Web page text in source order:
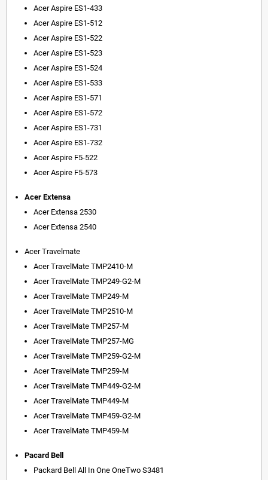
Acer Aspire ES1-433
Acer Aspire ES1-512
Acer Aspire ES1-522
Acer Aspire ES1-523
Acer Aspire ES1-524
Acer Aspire ES1-533
Acer Aspire ES1-571
Acer Aspire ES1-572
Acer Aspire ES1-731
Acer Aspire ES1-732
Acer Aspire F5-522
Acer Aspire F5-573
Acer Extensa
Acer Extensa 2530
Acer Extensa 2540
Acer Travelmate
Acer TravelMate TMP2410-M
Acer TravelMate TMP249-G2-M
Acer TravelMate TMP249-M
Acer TravelMate TMP2510-M
Acer TravelMate TMP257-M
Acer TravelMate TMP257-MG
Acer TravelMate TMP259-G2-M
Acer TravelMate TMP259-M
Acer TravelMate TMP449-G2-M
Acer TravelMate TMP449-M
Acer TravelMate TMP459-G2-M
Acer TravelMate TMP459-M
Pacard Bell
Packard Bell All In One OneTwo S3481